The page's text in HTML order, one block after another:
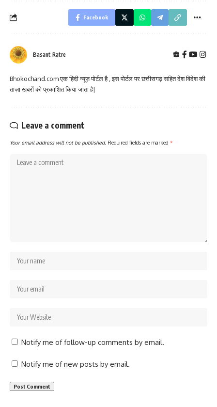
Facebook
Basant Ratre
Bhokochand.com एक हिंदी न्यूज़ पोर्टल है , इस पोर्टल पर छत्तीसगढ़ सहित देश विदेश की
ताज़ा खबरों को प्रकाशित किया जाता है|
Leave a comment
Your email address will not be published. Required fields are marked *
Notify me of follow-up comments by email.
Notify me of new posts by email.